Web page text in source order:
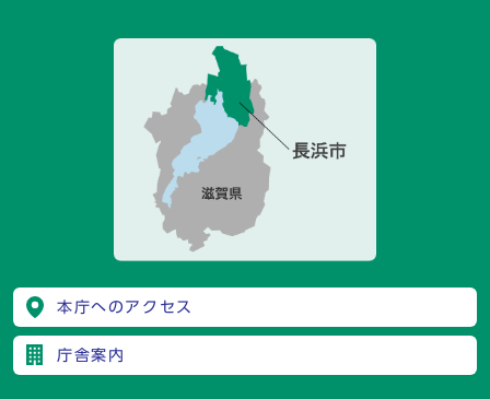
本庁へのアクセス
庁舎案内